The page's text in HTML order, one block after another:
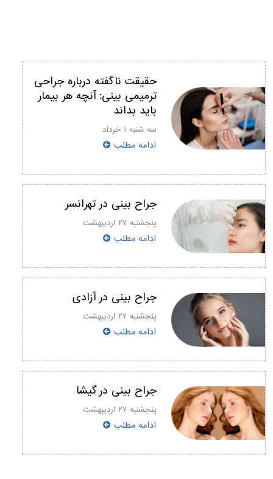
حقیقت ناگفته درباره جراحی
ترمیمی بینی: آنچه هر بیمار
باید بداند
سه شنبه ۱ خرداد
ادامه مطلب
جراح بینی در تهرانسر
پنجشنبه ۲۷ اردیبهشت
ادامه مطلب
جراح بینی در آزادی
پنجشنبه ۲۷ اردیبهشت
ادامه مطلب
جراح بینی در گیشا
پنجشنبه ۲۷ اردیبهشت
ادامه مطلب